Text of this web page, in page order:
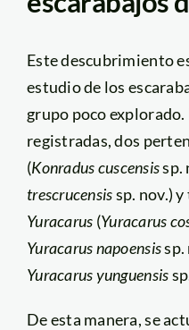
Este descubrimiento
estudio de los
grupo poco explorado.
registradas, dos
(Konradus cuscensissp.
trescrucensissp. nov.)
Yuracarus (Yuracarus
Yuracarus napoensissp.
Yuracarus yunguensis
De esta manera, se